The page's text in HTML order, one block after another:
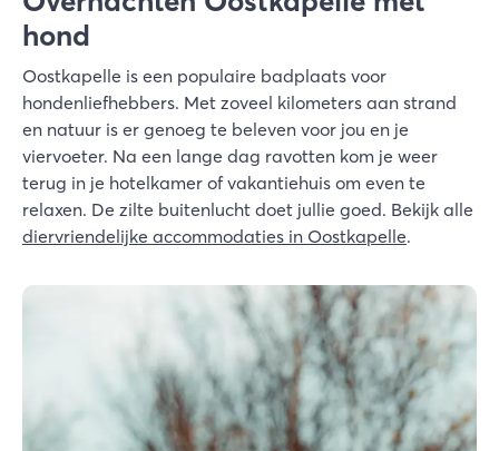
hond
Oostkapelle is een populaire badplaats voor
hondenliefhebbers. Met zoveel kilometers aan strand
en natuur is er genoeg te beleven voor jou en je
viervoeter. Na een lange dag ravotten kom je weer
terug in je hotelkamer of vakantiehuis om even te
relaxen. De zilte buitenlucht doet jullie goed. Bekijk alle
diervriendelijke accommodaties in Oostkapelle.